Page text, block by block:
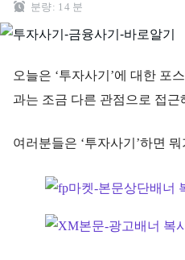
분량: 14 분
오늘은 ‘투자사기’에 대한 포
과는 조금 다른 관점으로 접근
여러분들은 ‘투자사기’하면